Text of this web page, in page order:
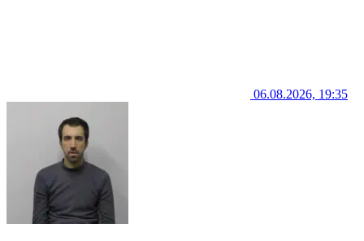
06.08.2026, 19:35